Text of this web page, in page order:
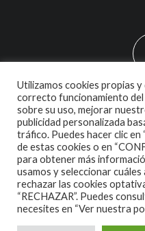
2007
Utilizamos cookies propias
correcto funcionamiento
sobre su uso, mejorar
publicidad personalizada
tráfico. Puedes hacer clic en
de estas cookies o en
para obtener más
usamos y seleccionar
rechazar las cookies
“RECHAZAR”. Puedes
necesites en “Ver nuestra